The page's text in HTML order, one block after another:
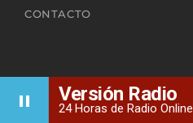
pause Versión Radio
24 Horas de Radio Online
CONTACTO